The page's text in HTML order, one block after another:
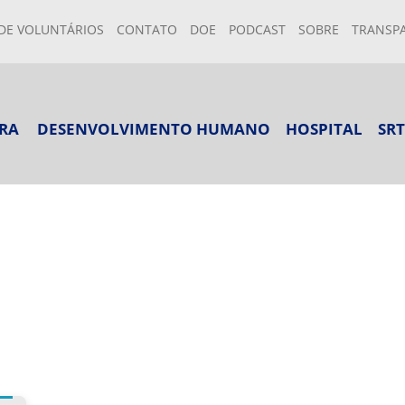
VOLUNTÁRIOS CONTATO DOE PODCAST SOBRE
DESENVOLVIMENTO HUMANO HOSPITAL SRT